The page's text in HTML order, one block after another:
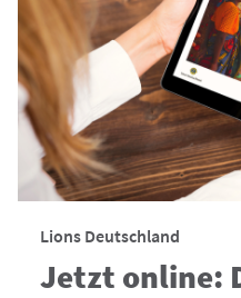
Lions Deutschland
Jetzt online: